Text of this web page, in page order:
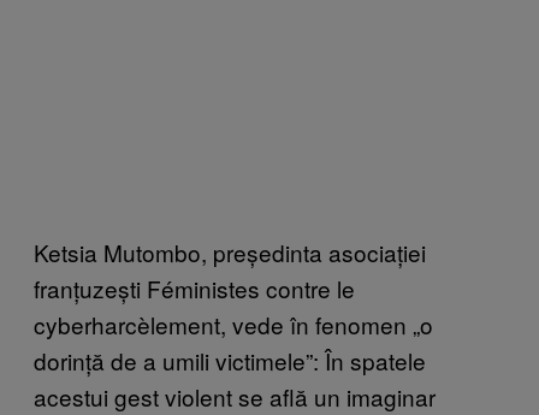
Ketsia Mutombo, președinta asociației
franțuzești Féministes contre le
cyberharcèlement, vede în fenomen „o
dorință de a umili victimele”: În spatele
acestui gest violent se află un imaginar